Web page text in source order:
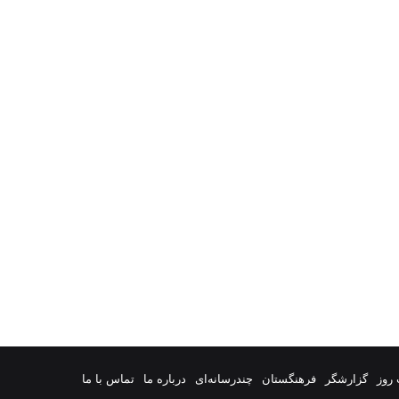
گزارشگر فرهنگستان چندرسانه‌ای درباره ما تماس با ما